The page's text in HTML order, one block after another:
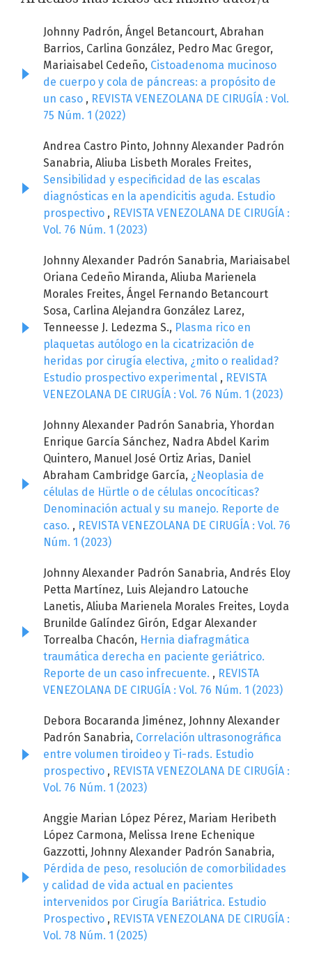
Johnny Padrón, Ángel Betancourt, Abrahan
Barrios, Carlina González, Pedro Mac Gregor,
Mariaisabel Cedeño, Cistoadenoma mucinoso
de cuerpo y cola de páncreas: a propósito de
un caso , REVISTA VENEZOLANA DE CIRUGÍA : Vol.
75 Núm. 1 (2022)
Andrea Castro Pinto, Johnny Alexander Padrón
Sanabria, Aliuba Lisbeth Morales Freites,
Sensibilidad y especificidad de las escalas
diagnósticas en la apendicitis aguda. Estudio
prospectivo , REVISTA VENEZOLANA DE CIRUGÍA :
Vol. 76 Núm. 1 (2023)
Johnny Alexander Padrón Sanabria, Mariaisabel
Oriana Cedeño Miranda, Aliuba Marienela
Morales Freites, Ángel Fernando Betancourt
Sosa, Carlina Alejandra González Larez,
Tenneesse J. Ledezma S., Plasma rico en
plaquetas autólogo en la cicatrización de
heridas por cirugía electiva, ¿mito o realidad?
Estudio prospectivo experimental , REVISTA
VENEZOLANA DE CIRUGÍA : Vol. 76 Núm. 1 (2023)
Johnny Alexander Padrón Sanabria, Yhordan
Enrique García Sánchez, Nadra Abdel Karim
Quintero, Manuel José Ortiz Arias, Daniel
Abraham Cambridge García, ¿Neoplasia de
células de Hürtle o de células oncocíticas?
Denominación actual y su manejo. Reporte de
caso. , REVISTA VENEZOLANA DE CIRUGÍA : Vol. 76
Núm. 1 (2023)
Johnny Alexander Padrón Sanabria, Andrés Eloy
Petta Martínez, Luis Alejandro Latouche
Lanetis, Aliuba Marienela Morales Freites, Loyda
Brunilde Galíndez Girón, Edgar Alexander
Torrealba Chacón, Hernia diafragmática
traumática derecha en paciente geriátrico.
Reporte de un caso infrecuente. , REVISTA
VENEZOLANA DE CIRUGÍA : Vol. 76 Núm. 1 (2023)
Debora Bocaranda Jiménez, Johnny Alexander
Padrón Sanabria, Correlación ultrasonográfica
entre volumen tiroideo y Ti-rads. Estudio
prospectivo , REVISTA VENEZOLANA DE CIRUGÍA :
Vol. 76 Núm. 1 (2023)
Anggie Marian López Pérez, Mariam Heribeth
López Carmona, Melissa Irene Echenique
Gazzotti, Johnny Alexander Padrón Sanabria,
Pérdida de peso, resolución de comorbilidades
y calidad de vida actual en pacientes
intervenidos por Cirugía Bariátrica. Estudio
Prospectivo , REVISTA VENEZOLANA DE CIRUGÍA :
Vol. 78 Núm. 1 (2025)